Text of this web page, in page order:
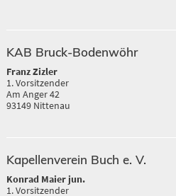
KAB Bruck-Bodenwöhr
Franz Zizler
1. Vorsitzender
Am Anger 42
93149 Nittenau
Kapellenverein Buch e. V.
Konrad Maier jun.
1. Vorsitzender